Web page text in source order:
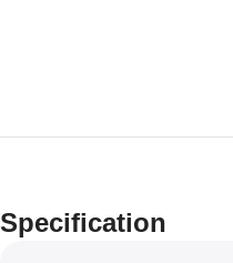
Specification